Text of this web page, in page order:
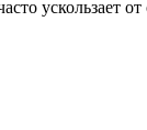
ускользает